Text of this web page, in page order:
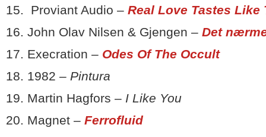
15. Proviant Audio – Real Love Tastes Like
16. John Olav Nilsen & Gjengen – Det
17. Execration – Odes Of The Occult
18. 1982 – Pintura
19. Martin Hagfors – I Like You
20. Magnet – Ferrofluid